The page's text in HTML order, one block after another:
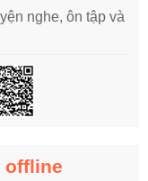
nghe, ôn tập và
offline